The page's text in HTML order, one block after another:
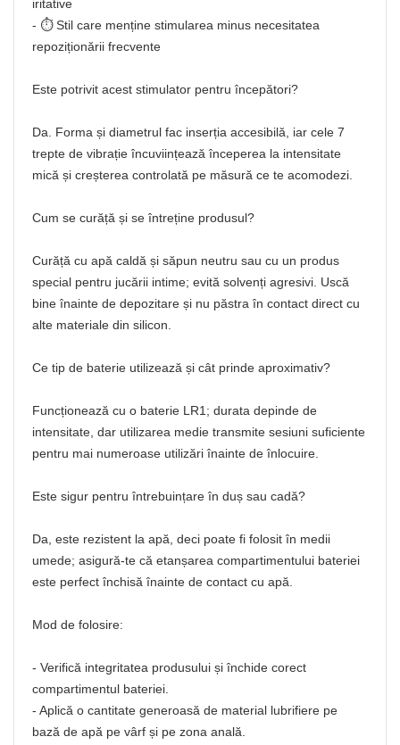
iritative
- ⏱️ Stil care menține stimularea minus necesitatea
repoziționării frecvente
Este potrivit acest stimulator pentru începători?
Da. Forma și diametrul fac inserția accesibilă, iar cele 7
trepte de vibrație încuviințează începerea la intensitate
mică și creșterea controlată pe măsură ce te acomodezi.
Cum se curăță și se întreține produsul?
Curăță cu apă caldă și săpun neutru sau cu un produs
special pentru jucării intime; evită solvenți agresivi. Uscă
bine înainte de depozitare și nu păstra în contact direct cu
alte materiale din silicon.
Ce tip de baterie utilizează și cât prinde aproximativ?
Funcționează cu o baterie LR1; durata depinde de
intensitate, dar utilizarea medie transmite sesiuni suficiente
pentru mai numeroase utilizări înainte de înlocuire.
Este sigur pentru întrebuințare în duș sau cadă?
Da, este rezistent la apă, deci poate fi folosit în medii
umede; asigură-te că etanșarea compartimentului bateriei
este perfect închisă înainte de contact cu apă.
Mod de folosire:
- Verifică integritatea produsului și închide corect
compartimentul bateriei.
- Aplică o cantitate generoasă de material lubrifiere pe
bază de apă pe vârf și pe zona anală.